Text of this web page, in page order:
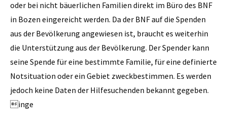
oder bei nicht bäuerlichen Familien direkt im Büro des BNF
in Bozen eingereicht werden. Da der BNF auf die Spenden
aus der Bevölkerung angewiesen ist, braucht es weiterhin
die Unterstützung aus der Bevölkerung. Der Spender kann
seine Spende für eine bestimmte Familie, für eine definierte
Notsituation oder ein Gebiet zweckbestimmen. Es werden
jedoch keine Daten der Hilfesuchenden bekannt gegeben.
inge